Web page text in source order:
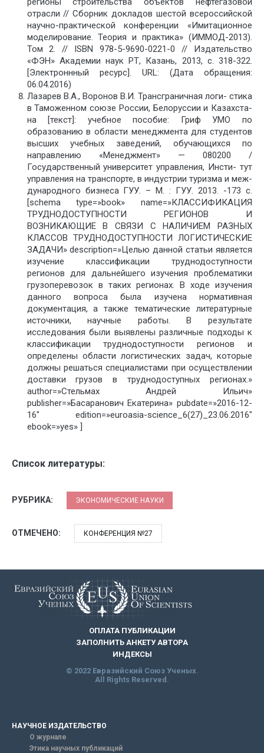
отрасли // Сборник докладов шестой всероссийской
научно-практической конференции «Имитационное
моделирование. Теория и практика» (ИММОД-2013).
Том 2. // ISBN 978-5-9690-0221-0 // Издательство
«ФЭН» Академии наук РТ, Казань, 2013, c. 318-322.
[Электроннный ресурс]. URL: (Дата обращения:
06.04.2016)
Лазарев В.А., Воронов В.И. Трансграничная логи- стика
в Таможенном союзе России, Белоруссии и Казахста-
на [текст]: учебное пособие: Гриф УМО по
образованию в области менеджмента для студентов
высших учебных заведений, обучающихся по
направлению «Менеджмент» — 080200 /
Государственный университет управления, Инсти- тут
управления на транспорте, в индустрии туризма и меж-
дународного бизнеса ГУУ. – М. : ГУУ. 2013. -173 с.
[schema type=»book» name=»КЛАССИФИКАЦИЯ
ТРУДНОДОСТУПНОСТИ РЕГИОНОВ И
ВОЗНИКАЮЩИЕ В СВЯЗИ С НАЛИЧИЕМ РАЗНЫХ
КЛАССОВ ТРУДНОДОСТУПНОСТИ ЛОГИСТИЧЕСКИЕ
ЗАДАЧИ» description=»Целью данной статьи является
изучение классификации труднодоступности
регионов для дальнейшего изучения проблематики
грузоперевозок в таких регионах. В ходе изучения
данного вопроса была изучена нормативная
документация, а также тематические литературные
источники, научные работы. В результате
исследования были выявлены различные подходы к
классификации труднодоступности регионов и
определены области логистических задач, которые
должны решаться специалистами при осуществлении
доставки грузов в труднодоступных регионах.»
author=»Стельмах Андрей Ильич»
publisher=»Басаранович Екатерина» pubdate=»2016-12-
16″ edition=»euroasia-science_6(27)_23.06.2016″
ebook=»yes» ]
Список литературы:
РУБРИКА: ЭКОНОМИЧЕСКИЕ НАУКИ
ОТМЕЧЕНО: КОНФЕРЕНЦИЯ №27
ОПЛАТА ПУБЛИКАЦИИ
ЗАПОЛНИТЬ АНКЕТУ АВТОРА
ИНДЕКСЫ
© 2022 Евразийский Союз Ученых.
All Rights Reserved.
НАУЧНОЕ ИЗДАТЕЛЬСТВО
О журнале
Этика научных публикаций